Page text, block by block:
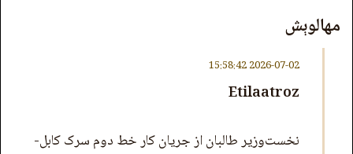
مهالوېش
2026-07-02 15:58:42
Etilaatroz
نخست‌وزیر طالبان از جریان کار خط دوم سرک کابل-